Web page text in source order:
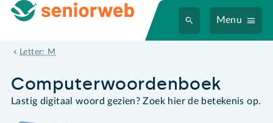
Menu
Letter: M
menu
Computer­woordenboek
Lastig digitaal woord gezien? Zoek hier de betekenis op.